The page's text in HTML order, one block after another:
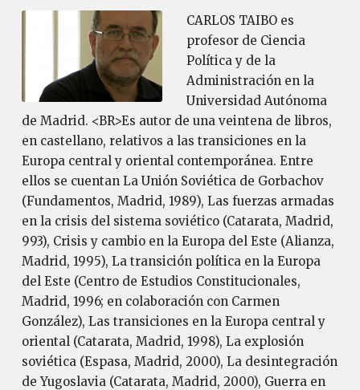
CARLOS TAIBO es
profesor de Ciencia
Política y de la
Administración en la
Universidad Autónoma
de Madrid. <BR>Es autor de una veintena de libros,
en castellano, relativos a las transiciones en la
Europa central y oriental contemporánea. Entre
ellos se cuentan La Unión Soviética de Gorbachov
(Fundamentos, Madrid, 1989), Las fuerzas armadas
en la crisis del sistema soviético (Catarata, Madrid,
993), Crisis y cambio en la Europa del Este (Alianza,
Madrid, 1995), La transición política en la Europa
del Este (Centro de Estudios Constitucionales,
Madrid, 1996; en colaboración con Carmen
González), Las transiciones en la Europa central y
oriental (Catarata, Madrid, 1998), La explosión
soviética (Espasa, Madrid, 2000), La desintegración
de Yugoslavia (Catarata, Madrid, 2000), Guerra en